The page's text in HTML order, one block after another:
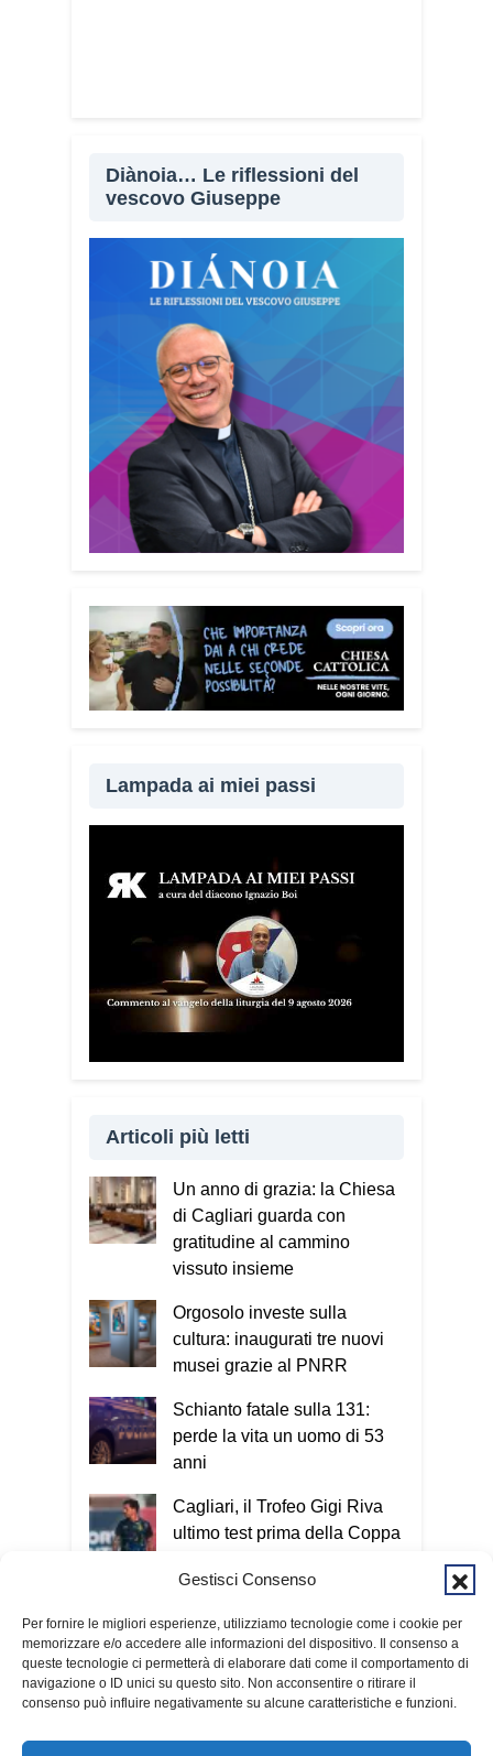
Gestisci Consenso
Per fornire le migliori esperienze, utilizziamo tecnologie come i cookie per
memorizzare e/o accedere alle informazioni del dispositivo. Il consenso a
queste tecnologie ci permetterà di elaborare dati come il comportamento di
navigazione o ID unici su questo sito. Non acconsentire o ritirare il
consenso può influire negativamente su alcune caratteristiche e funzioni.
Diànoia… Le riflessioni del
vescovo Giuseppe
Lampada ai miei passi
Articoli più letti
Un anno di grazia: la Chiesa
di Cagliari guarda con
gratitudine al cammino
vissuto insieme
Orgosolo investe sulla
cultura: inaugurati tre nuovi
musei grazie al PNRR
Schianto fatale sulla 131:
perde la vita un uomo di 53
anni
Cagliari, il Trofeo Gigi Riva
ultimo test prima della Coppa
Baturi ai giovani del Campo
internazionale Caritas